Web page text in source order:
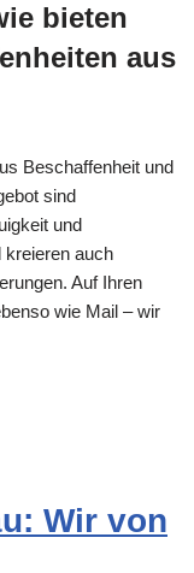
bieten
aus
Beschaffenheit und
sind
und
kreieren auch
Auf Ihren
wie Mail – wir
Wir von